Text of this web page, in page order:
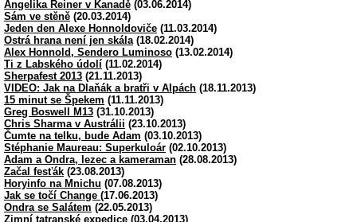
Angelika Reiner v Kanadě (03.06.2014)
Sám ve stěně (20.03.2014)
Jeden den Alexe Honnoldoviče (11.03.2014)
Ostrá hrana není jen skála (18.02.2014)
Alex Honnold, Sendero Luminoso (13.02.2014)
Ti z Labského údolí (11.02.2014)
Sherpafest 2013 (21.11.2013)
VIDEO: Jak na Dlaňák a bratři v Alpách (18.11.2013)
15 minut se Špekem (11.11.2013)
Greg Boswell M13 (31.10.2013)
Chris Sharma v Austrálii (23.10.2013)
Čumte na telku, bude Adam (03.10.2013)
Stéphanie Maureau: Superkuloár (02.10.2013)
Adam a Ondra, lezec a kameraman (28.08.2013)
Začal fesťák (23.08.2013)
Horyinfo na Mnichu (07.08.2013)
Jak se točí Change (17.06.2013)
Ondra se Salátem (22.05.2013)
Zimní tatranské expedice (03.04.2013)